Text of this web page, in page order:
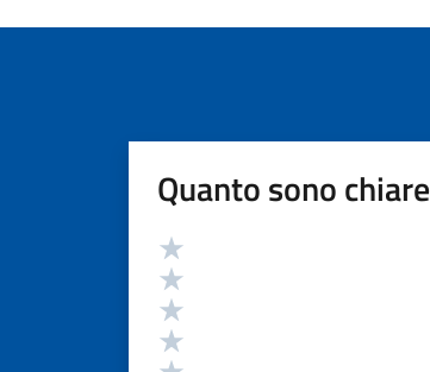
Quanto sono
Valutazione